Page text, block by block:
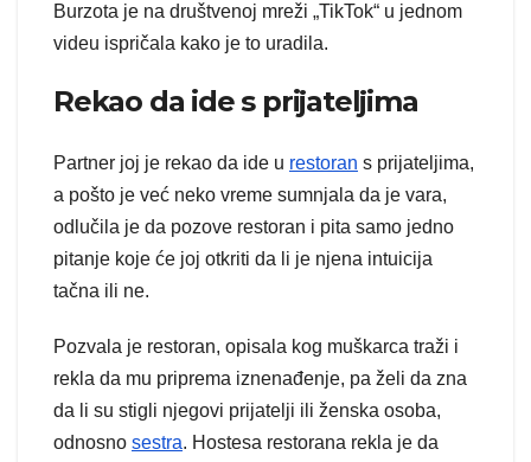
Burzota je na društvenoj mreži „TikTok“ u jednom
videu ispričala kako je to uradila.
Rekao da ide s prijateljima
Partner joj je rekao da ide u restoran s prijateljima,
a pošto je već neko vreme sumnjala da je vara,
odlučila je da pozove restoran i pita samo jedno
pitanje koje će joj otkriti da li je njena intuicija
tačna ili ne.
Pozvala je restoran, opisala kog muškarca traži i
rekla da mu priprema iznenađenje, pa želi da zna
da li su stigli njegovi prijatelji ili ženska osoba,
odnosno sestra. Hostesa restorana rekla je da